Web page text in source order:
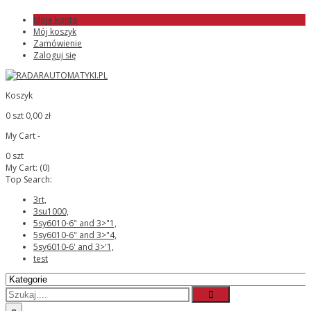
Moje konto
Mój koszyk
Zamówienie
Zaloguj się
Koszyk
0 szt 0,00 zł
My Cart -
0 szt
My Cart: (0)
Top Search:
3rt,
3su1000,
5sy6010-6" and 3>"1,
5sy6010-6" and 3>"4,
5sy6010-6' and 3>'1,
test